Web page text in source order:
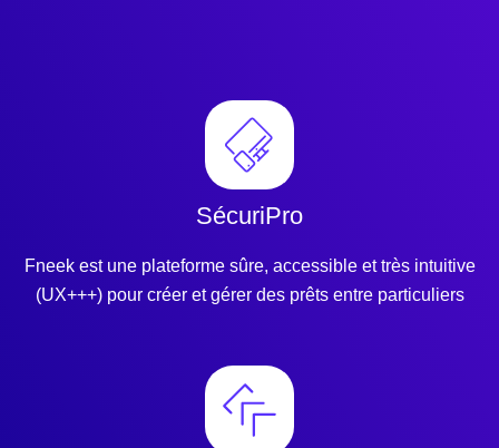
SécuriPro
Fneek est une plateforme sûre, accessible et très intuitive
(UX+++) pour créer et gérer des prêts entre particuliers